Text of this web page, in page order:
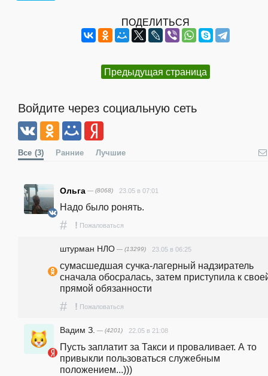
ПОДЕЛИТЬСЯ
Предыдущая страница
Войдите через социальную сеть
Все (3) Ранние Лучшие
Ольга — (8068) 23.05 в 07:01
Надо было ронять.
# ! Пожаловаться
штурман НЛО — (13299) 23.05 в 06:25
сумасшедшая сучка-лагерный надзиратель
сначала обосралась, затем приступила к
прямой обязанности
# ! Пожаловаться
Вадим З. — (4201) 22.05 в 21:08
Пусть заплатит за Такси и проваливает. А то
привыкли пользоваться служебным
положением...)))